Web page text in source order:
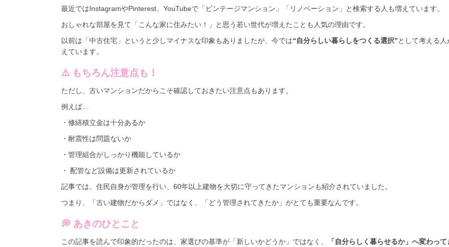
最近ではInstagramやPinterest、YouTubeで「ビンテージマンション」「リノベーション」と検索する人も増えています。
おしゃれな部屋を見て「こんな家に住みたい！」と思う若い世代が増えたことも人気の理由です。
以前は「中古住宅」というと少しマイナスな印象もありましたが、今では“自分らしい暮らしをつくる選択”として考える人
えています。
⚠️ もちろん注意点も！
ただし、古いマンションだからこそ確認しておきたい注意点もあります。
例えば…
・修繕積立金は十分あるか
・耐震性は問題ないか
・管理組合がしっかり機能しているか
・ 配管など設備は更新されているか
記事では、住民自身が管理を行い、60年以上建物を大切に守ってきたマンションも紹介されていました。
つまり、「古い建物だからダメ」ではなく、「どう管理されてきたか」がとても重要なんです。
💭 あきのひとこと
この記事を読んで印象的だったのは、家選びの基準が「新しいかどうか」ではなく、
「自分らしく暮らせるか」へ変わって